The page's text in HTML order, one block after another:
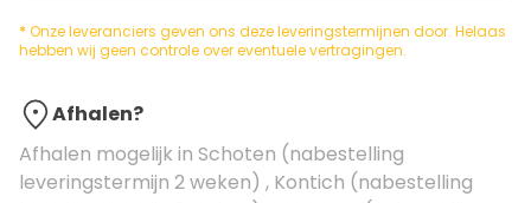
*Onze leveranciers geven ons deze leveringstermijnen door. Helaas
hebben wij geen controle over eventuele vertragingen.
Afhalen?
Afhalen mogelijk in Schoten (nabestelling
leveringstermijn 2 weken) , Kontich (nabestelling